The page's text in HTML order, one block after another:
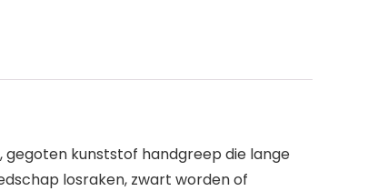
gegoten kunststof handgreep die lange
losraken, zwart worden of